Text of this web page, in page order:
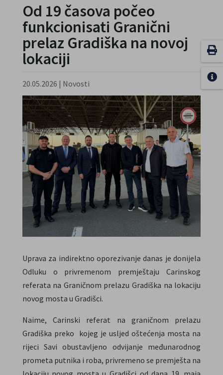
Od 19 časova počeo
funkcionisati Granični
prelaz Gradiška na novoj
lokaciji
20.05.2026 | Novosti
Uprava za indirektno oporezivanje danas je donijela
Odluku o privremenom premještaju Carinskog
referata na Graničnom prelazu Gradiška na lokaciju
novog mosta u Gradišci.
Naime, Carinski referat na graničnom prelazu
Gradiška preko kojeg je usljed oštećenja mosta na
rijeci Savi obustavljeno odvijanje međunarodnog
prometa putnika i roba, privremeno se premješta na